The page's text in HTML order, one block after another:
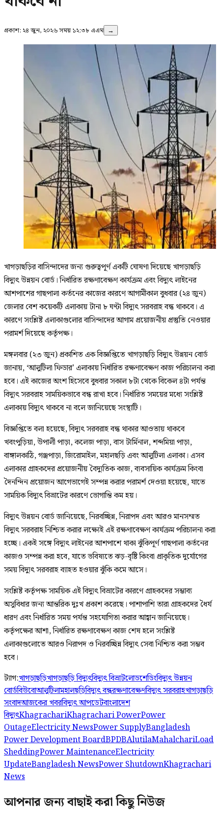
প্রকাশ: ২৪ জুন, ২০২৬ সময় ১২:৩৮ এএম →
খাগড়াছড়ির বাসিন্দাদের জন্য গুরুত্বপূর্ণ একটি ঘোষণা দিয়েছে খাগড়াছড়ি
বিদ্যুৎ উন্নয়ন বোর্ড। নির্ধারিত রক্ষণাবেক্ষণ কার্যক্রম এবং বিদ্যুৎ লাইনের
আশপাশের গাছপালা কর্তনের কাজের কারণে আগামীকাল বুধবার (২৪ জুন)
জেলার বেশ কয়েকটি এলাকায় টানা ৮ ঘণ্টা বিদ্যুৎ সরবরাহ বন্ধ থাকবে। এ
কারণে সংশ্লিষ্ট এলাকাগুলোর বাসিন্দাদের আগাম প্রয়োজনীয় প্রস্তুতি নেওয়ার
পরামর্শ দিয়েছে কর্তৃপক্ষ।
মঙ্গলবার (২৩ জুন) প্রকাশিত এক বিজ্ঞপ্তিতে খাগড়াছড়ি বিদ্যুৎ উন্নয়ন বোর্ড
জানায়, ‘আলুটিলা ফিডার’ এলাকায় নির্ধারিত রক্ষণাবেক্ষণ কাজ পরিচালনা করা
হবে। এই কাজের অংশ হিসেবে বুধবার সকাল ৮টা থেকে বিকেল ৪টা পর্যন্ত
বিদ্যুৎ সরবরাহ সাময়িকভাবে বন্ধ রাখা হবে। নির্ধারিত সময়ের মধ্যে সংশ্লিষ্ট
এলাকায় বিদ্যুৎ থাকবে না বলে জানিয়েছে সংস্থাটি।
বিজ্ঞপ্তিতে বলা হয়েছে, বিদ্যুৎ সরবরাহ বন্ধ থাকার আওতায় থাকবে
খবংপুড়িয়া, উপালী পাড়া, কলেজ পাড়া, বাস টার্মিনাল, শব্দমিয়া পাড়া,
বাঙ্গালকাঠি, গঞ্জপাড়া, জিরোমাইল, মহালছড়ি এবং আলুটিলা এলাকা। এসব
এলাকার গ্রাহকদের প্রয়োজনীয় বৈদ্যুতিক কাজ, ব্যবসায়িক কার্যক্রম কিংবা
দৈনন্দিন প্রয়োজন আগেভাগেই সম্পন্ন করার পরামর্শ দেওয়া হয়েছে, যাতে
সাময়িক বিদ্যুৎ বিভ্রাটের কারণে ভোগান্তি কম হয়।
বিদ্যুৎ উন্নয়ন বোর্ড জানিয়েছে, নিরবচ্ছিন্ন, নিরাপদ এবং আরও মানসম্মত
বিদ্যুৎ সরবরাহ নিশ্চিত করার লক্ষ্যেই এই রক্ষণাবেক্ষণ কার্যক্রম পরিচালনা করা
হচ্ছে। একই সঙ্গে বিদ্যুৎ লাইনের আশপাশে থাকা ঝুঁকিপূর্ণ গাছপালা কর্তনের
কাজও সম্পন্ন করা হবে, যাতে ভবিষ্যতে ঝড়-বৃষ্টি কিংবা প্রাকৃতিক দুর্যোগের
সময় বিদ্যুৎ সরবরাহ ব্যাহত হওয়ার ঝুঁকি কমে আসে।
সংশ্লিষ্ট কর্তৃপক্ষ সাময়িক এই বিদ্যুৎ বিভ্রাটের কারণে গ্রাহকদের সম্ভাব্য
অসুবিধার জন্য আন্তরিক দুঃখ প্রকাশ করেছে। পাশাপাশি তারা গ্রাহকদের ধৈর্য
ধারণ এবং নির্ধারিত সময় পর্যন্ত সহযোগিতা করার আহ্বান জানিয়েছে।
কর্তৃপক্ষের আশা, নির্ধারিত রক্ষণাবেক্ষণ কাজ শেষ হলে সংশ্লিষ্ট
এলাকাগুলোতে আরও নিরাপদ ও নিরবচ্ছিন্ন বিদ্যুৎ সেবা নিশ্চিত করা সম্ভব
হবে।
ট্যাগ:খাগড়াছড়িখাগড়াছড়ি বিদ্যুৎবিদ্যুৎ বিভ্রাটলোডশেডিংবিদ্যুৎ উন্নয়ন
বোর্ডবিউবোআলুটিলামহালছড়িবিদ্যুৎ বন্ধরক্ষণাবেক্ষণবিদ্যুৎ সরবরাহখাগড়াছড়ি
সংবাদআজকের খবরবিদ্যুৎ আপডেটবাংলাদেশ
বিদ্যুৎKhagrachariKhagrachari PowerPower
OutageElectricity NewsPower SupplyBangladesh
Power Development BoardBPDBAlutilaMahalchariLoad
SheddingPower MaintenanceElectricity
UpdateBangladesh NewsPower ShutdownKhagrachari
News
আপনার জন্য বাছাই করা কিছু নিউজ